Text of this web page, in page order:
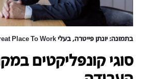
בתמונה: יונתן פייטרה, בעלי Great Place To Work ישראל.
סוגי קונפליקטים